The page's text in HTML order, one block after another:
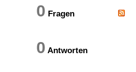
0 Fragen
0 Antworten